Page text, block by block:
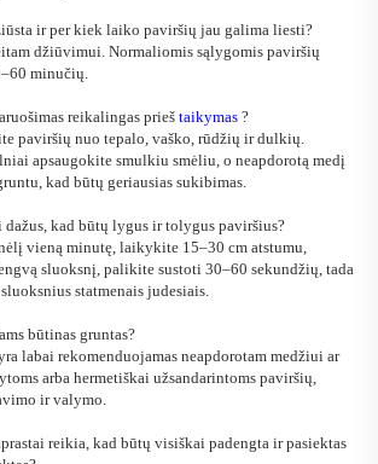
ir per kiek laiko paviršių jau galima liesti?
džiūvimui. Normaliomis sąlygomis paviršių
minučių.
reikalingas prieš taikymas ?
paviršių nuo tepalo, vaško, rūdžių ir dulkių.
apsaugokite smulkiu smėliu, o neapdorotą medį
kad būtų geriausias sukibimas.
kad būtų lygus ir tolygus paviršius?
vieną minutę, laikykite 15–30 cm atstumu,
sluoksnį, palikite sustoti 30–60 sekundžių, tada
statmenais judesiais.
būtinas gruntas?
labai rekomenduojamas neapdorotam medžiui ar
arba hermetiškai užsandarintoms paviršių,
ir valymo.
reikia, kad būtų visiškai padengta ir pasiektas